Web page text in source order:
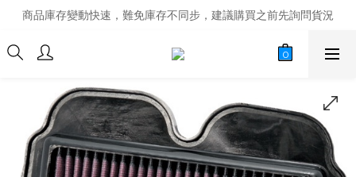
商品庫存變動快速，難免庫存不同步，建議購買之前先詢問貨況
商品庫存變動快速，難免庫存不同步，建議購買之前先詢問貨況
經營超過20年的改裝老字號，安全有保障